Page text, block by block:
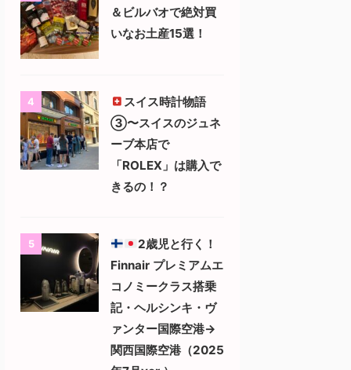
＆ビルバオで絶対買
いなお土産15選！
4
スイス時計物語
③〜スイスのジュネ
ーブ本店で
「ROLEX」は購入で
きるの！？
5
2歳児と行く！
Finnair プレミアムエ
コノミークラス搭乗
記・ヘルシンキ・ヴ
ァンター国際空港→
関西国際空港（2025